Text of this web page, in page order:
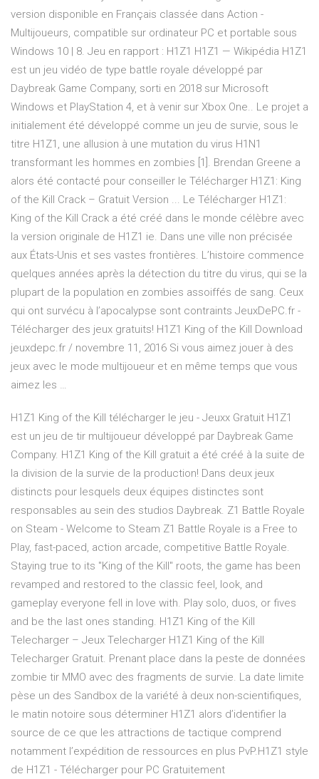
version disponible en Français classée dans Action -
Multijoueurs, compatible sur ordinateur PC et portable sous
Windows 10 | 8. Jeu en rapport : H1Z1 H1Z1 — Wikipédia H1Z1
est un jeu vidéo de type battle royale développé par
Daybreak Game Company, sorti en 2018 sur Microsoft
Windows et PlayStation 4, et à venir sur Xbox One.. Le projet a
initialement été développé comme un jeu de survie, sous le
titre H1Z1, une allusion à une mutation du virus H1N1
transformant les hommes en zombies [1]. Brendan Greene a
alors été contacté pour conseiller le Télécharger H1Z1: King
of the Kill Crack – Gratuit Version ... Le Télécharger H1Z1:
King of the Kill Crack a été créé dans le monde célèbre avec
la version originale de H1Z1 ie. Dans une ville non précisée
aux États-Unis et ses vastes frontières. L’histoire commence
quelques années après la détection du titre du virus, qui se la
plupart de la population en zombies assoiffés de sang. Ceux
qui ont survécu à l’apocalypse sont contraints JeuxDePC.fr -
Télécharger des jeux gratuits! H1Z1 King of the Kill Download
jeuxdepc.fr / novembre 11, 2016 Si vous aimez jouer à des
jeux avec le mode multijoueur et en même temps que vous
aimez les …
H1Z1 King of the Kill télécharger le jeu - Jeuxx Gratuit H1Z1
est un jeu de tir multijoueur développé par Daybreak Game
Company. H1Z1 King of the Kill gratuit a été créé à la suite de
la division de la survie de la production! Dans deux jeux
distincts pour lesquels deux équipes distinctes sont
responsables au sein des studios Daybreak. Z1 Battle Royale
on Steam - Welcome to Steam Z1 Battle Royale is a Free to
Play, fast-paced, action arcade, competitive Battle Royale.
Staying true to its "King of the Kill" roots, the game has been
revamped and restored to the classic feel, look, and
gameplay everyone fell in love with. Play solo, duos, or fives
and be the last ones standing. H1Z1 King of the Kill
Telecharger – Jeux Telecharger H1Z1 King of the Kill
Telecharger Gratuit. Prenant place dans la peste de données
zombie tir MMO avec des fragments de survie. La date limite
pèse un des Sandbox de la variété à deux non-scientifiques,
le matin notoire sous déterminer H1Z1 alors d’identifier la
source de ce que les attractions de tactique comprend
notamment l’expédition de ressources en plus PvP.H1Z1 style
de H1Z1 - Télécharger pour PC Gratuitement